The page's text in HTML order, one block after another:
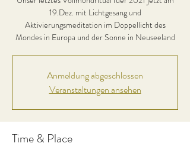
19.Dez. mit Lichtgesang und
Aktivierungsmeditation im Doppellicht des
Mondes in Europa und der Sonne in Neuseeland
Anmeldung abgeschlossen
Veranstaltungen ansehen
Time & Place